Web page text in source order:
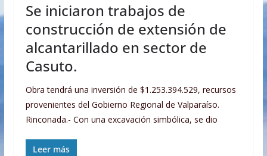
Se iniciaron trabajos de
construcción de extensión de
alcantarillado en sector de
Casuto.
Obra tendrá una inversión de $1.253.394.529, recursos
provenientes del Gobierno Regional de Valparaíso.
Rinconada.- Con una excavación simbólica, se dio
Leer más